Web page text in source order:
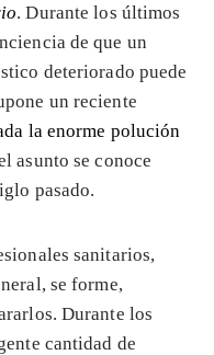
. Durante los últimos
de que un
deteriorado puede
un reciente
la enorme polución
asunto se conoce
pasado.
sanitarios,
se forme,
Durante los
cantidad de